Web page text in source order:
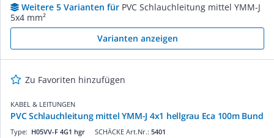
Weitere 5 Varianten für PVC Schlauchleitung mittel YMM-J
5x4 mm²
Varianten anzeigen
Zu Favoriten hinzufügen
KABEL & LEITUNGEN
PVC Schlauchleitung mittel YMM-J 4x1 hellgrau Eca 100m Bund
SCHÄCKE Art.Nr.: 5401
Type: H05VV-F 4G1 hgr